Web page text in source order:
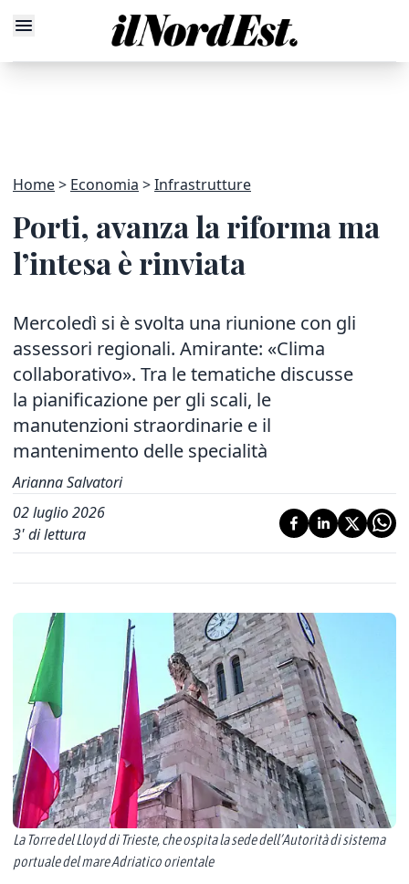
Home Economia Infrastrutture
Porti, avanza la riforma ma
l’intesa è rinviata
Mercoledì si è svolta una riunione con gli
assessori regionali. Amirante: «Clima
collaborativo». Tra le tematiche discusse
la pianificazione per gli scali, le
manutenzioni straordinarie e il
mantenimento delle specialità
Arianna Salvatori
02 luglio 2026
3' di lettura
La Torre del Lloyd di Trieste, che ospita la sede dell’Autorità di sistema
portuale del mare Adriatico orientale